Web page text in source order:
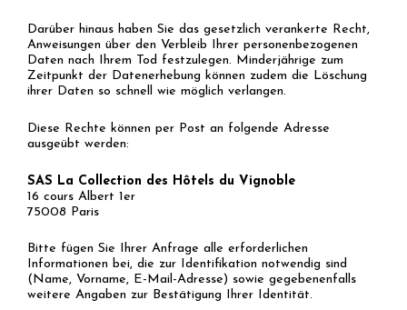
Darüber hinaus haben Sie das gesetzlich verankerte Recht,
Anweisungen über den Verbleib Ihrer personenbezogenen
Daten nach Ihrem Tod festzulegen. Minderjährige zum
Zeitpunkt der Datenerhebung können zudem die Löschung
ihrer Daten so schnell wie möglich verlangen.
Diese Rechte können per Post an folgende Adresse
ausgeübt werden:
SAS La Collection des Hôtels du Vignoble
16 cours Albert 1er
75008 Paris
Bitte fügen Sie Ihrer Anfrage alle erforderlichen
Informationen bei, die zur Identifikation notwendig sind
(Name, Vorname, E-Mail-Adresse) sowie gegebenenfalls
weitere Angaben zur Bestätigung Ihrer Identität.